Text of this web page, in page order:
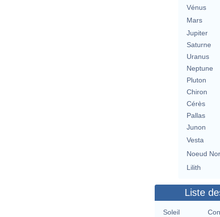
Vénus
Mars
Jupiter
Saturne
Uranus
Neptune
Pluton
Chiron
Cérès
Pallas
Junon
Vesta
Noeud
Lilith
Liste
Soleil